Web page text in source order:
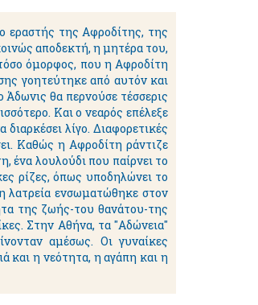
εραστής της Αφροδίτης, της
αποδεκτή, η μητέρα του,
όμορφος, που η Αφροδίτη
γοητεύτηκε από αυτόν και
θα περνούσε τέσσερις
Και ο νεαρός επέλεξε
λίγο. Διαφορετικές
Καθώς η Αφροδίτη ράντιζε
ένα λουλούδι που παίρνει το
ρίζες, όπως υποδηλώνει το
λατρεία ενσωματώθηκε στον
της ζωής-του θανάτου-της
Στην Αθήνα, τα "Αδώνεια"
αμέσως. Οι γυναίκες
και η νεότητα, η αγάπη και η